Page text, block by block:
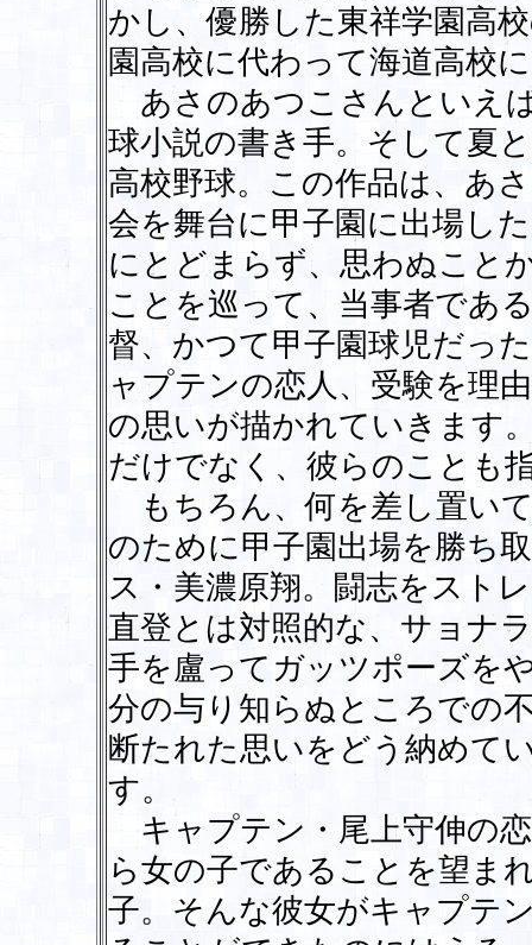
かし、優勝した東祥学園高
園高校に代わって海道高校
あさのあつこさんといえ
球小説の書き手。そして夏
高校野球。この作品は、あ
会を舞台に甲子園に出場し
にとどまらず、思わぬこと
ことを巡って、当事者であ
督、かつて甲子園球児だっ
ャプテンの恋人、受験を理
の思いが描かれていきます
だけでなく、彼らのことも
もちろん、何を差し置い
のために甲子園出場を勝ち
ス・美濃原翔。闘志をスト
直登とは対照的な、サョナ
手を盧ってガッツポーズを
分の与り知らぬところでの
断たれた思いをどう納めて
す。
キャプテン・尾上守伸の
ら女の子であることを望ま
子。そんな彼女がキャプテ